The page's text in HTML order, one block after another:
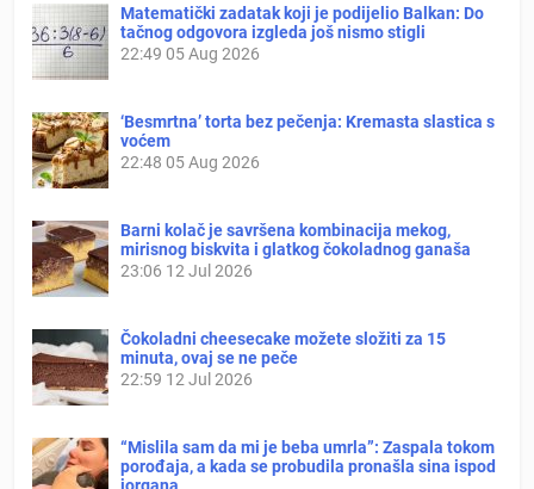
Matematički zadatak koji je podijelio Balkan: Do
tačnog odgovora izgleda još nismo stigli
22:49 05 Aug 2026
‘Besmrtna’ torta bez pečenja: Kremasta slastica s
voćem
22:48 05 Aug 2026
Barni kolač je savršena kombinacija mekog,
mirisnog biskvita i glatkog čokoladnog ganaša
23:06 12 Jul 2026
Čokoladni cheesecake možete složiti za 15
minuta, ovaj se ne peče
22:59 12 Jul 2026
“Mislila sam da mi je beba umrla”: Zaspala tokom
porođaja, a kada se probudila pronašla sina ispod
jorgana